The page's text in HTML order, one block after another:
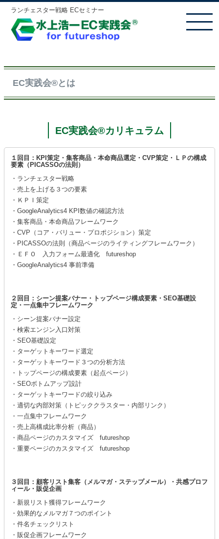
ランチェスター戦略 ECセミナー
EC実践会®とは
EC実践会®カリキュラム
１回目：KPI策定・集客商品・本命商品選定・CVP策定・ＬＰの構成
要素（PICASSOの法則）
・ランチェスター戦略
・売上を上げる３つの要素
・ＫＰＩ策定
・GoogleAnalytics4 KPI数値の確認方法
・集客商品・本命商品フレームワーク
・CVP（コア・バリュー・プロポジション）策定
・PICASSOの法則（商品ページのライティングフレームワーク）
・ＥＦＯ 入力フォーム最適化 futureshop
・GoogleAnalytics4 事前準備
２回目：シーン提案バナー・トップページ構成要素・SEO基礎設
定・一点集中フレームワーク
・シーン提案バナー設定
・検索エンジン入口対策
・SEO基礎設定
・ターゲットキーワード選定
・ターゲットキーワード３つの分析方法
・トップページの構成要素（起点ページ）
・SEOボトムアップ設計
・ターゲットキーワードの絞り込み
・適切な内部対策（トピッククラスター・内部リンク）
・一点集中フレームワーク
・売上高構成比率分析（商品）
・商品ページのカスタマイズ futureshop
・重要ページのカスタマイズ futureshop
３回目：顧客リスト集客（メルマガ・ステップメール）・共感プロフ
ィール・販促企画
・新規リスト獲得フレームワーク
・効果的なメルマガ７つのポイント
・件名チェックリスト
・販促企画フレームワーク